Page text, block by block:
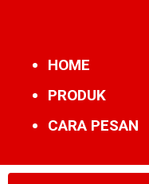
HOME
PRODUK
CARA PESAN